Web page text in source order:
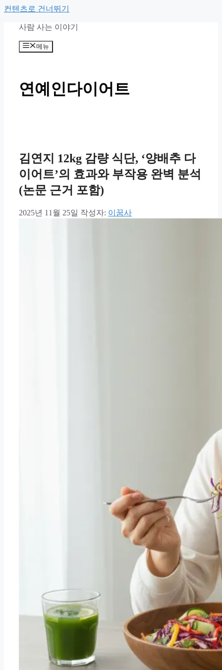
컨텐츠로 건너뛰기
사람 사는 이야기
메뉴
연예인다이어트
김연지 12kg 감량 식단, ‘양배추 다
이어트’의 효과와 부작용 완벽 분석
(논문 근거 포함)
2025년 11월 25일 작성자: 이꿈사